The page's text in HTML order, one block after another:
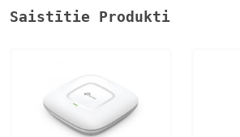
3000MBPS/OMADA
daudzums
Saistītie Produkti